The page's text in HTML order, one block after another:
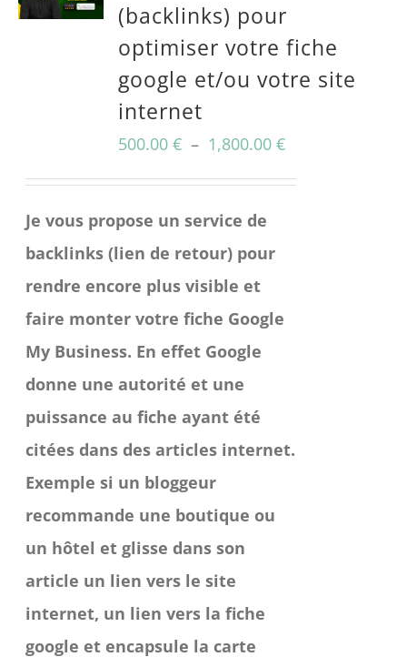
Les
options
peuvent
être
choisies
sur
page
du
produit
(backlinks) pour
optimiser votre fiche
google et/ou votre site
internet
500.00€ – 1,800.00€Plage
de
Je vous propose un service de
backlinks (lien de retour) pour
rendre encore plus visible et
faire monter votre fiche Google
My Business. En effet Google
donne une autorité et une
puissance au fiche ayant été
citées dans des articles internet.
Exemple si un bloggeur
recommande une boutique ou
un hôtel et glisse dans son
article un lien vers le site
internet, un lien vers la fiche
google et encapsule la carte